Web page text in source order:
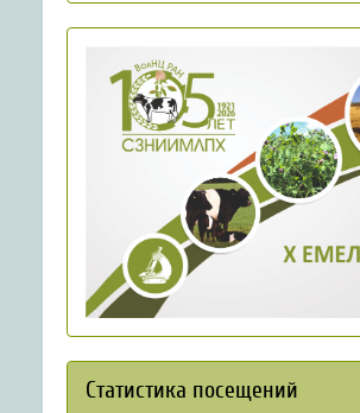
Статистика посещений